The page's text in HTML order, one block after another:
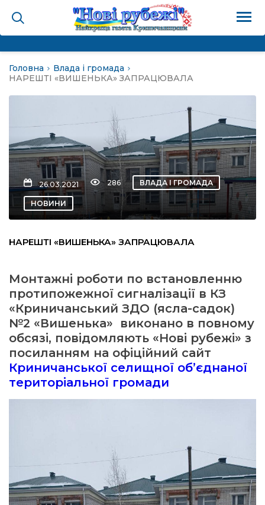
громада
редактора
Відповідаємо
Головна
Влада і громада
НАРЕШТІ «ВИШЕНЬКА» ЗАПРАЦЮВАЛА
26.03.2021 286 ВЛАДА І ГРОМАДА
НОВИНИ
НАРЕШТІ «ВИШЕНЬКА» ЗАПРАЦЮВАЛА
Монтажні роботи по встановленню
протипожежної сигналізації в КЗ
«Криничанський ЗДО (ясла-садок)
№2 «Вишенька» виконано в повному
обсязі, повідомляють «Нові рубежі» з
посиланням на офіційний сайт
Криничанської селищної об’єднаної
територіальної громади